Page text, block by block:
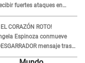
fuertes ataques en
DENUNCIA de acoso
Naldy Saldaña
EL CORAZÓN ROTO!
Espinoza conmueve
mensaje tras
pérdida: "Descansa en